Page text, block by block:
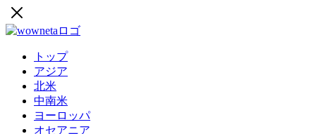
トップ
アジア
北米
中南米
ヨーロッパ
オセアニア